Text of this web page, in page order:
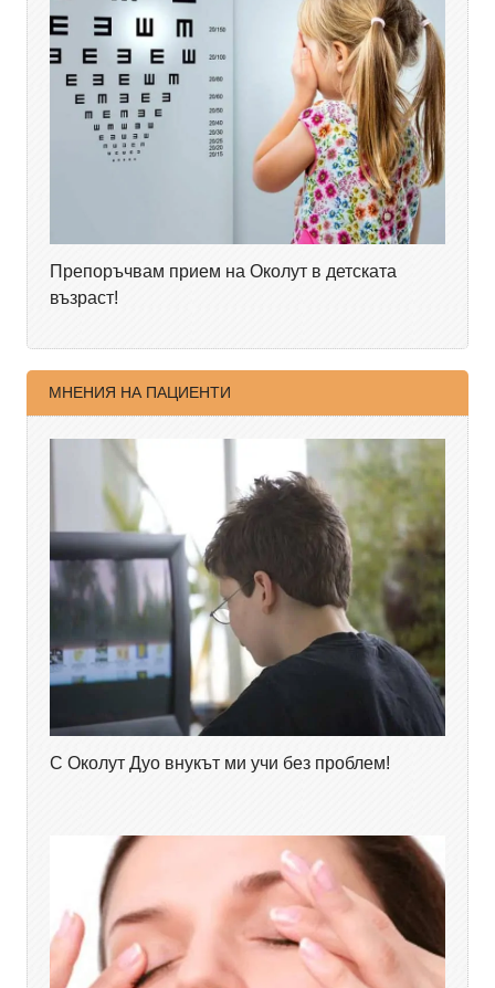
Препоръчвам прием на Околут в детската
възраст!
МНЕНИЯ НА ПАЦИЕНТИ
С Околут Дуо внукът ми учи без проблем!